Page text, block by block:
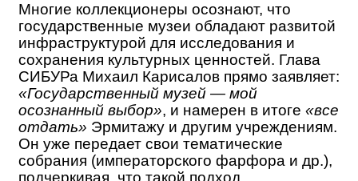
Многие коллекционеры осознают, что
государственные музеи обладают развитой
инфраструктурой для исследования и
сохранения культурных ценностей. Глава
СИБУРа Михаил Карисалов прямо заявляет:
«Государственный музей — мой
осознанный выбор», и намерен в итоге «все
отдать» Эрмитажу и другим учреждениям.
Он уже передает свои тематические
собрания (императорского фарфора и др.),
подчеркивая, что такой подход